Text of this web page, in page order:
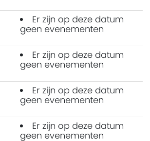
Er zijn op deze datum
geen evenementen
Er zijn op deze datum
geen evenementen
Er zijn op deze datum
geen evenementen
Er zijn op deze datum
geen evenementen